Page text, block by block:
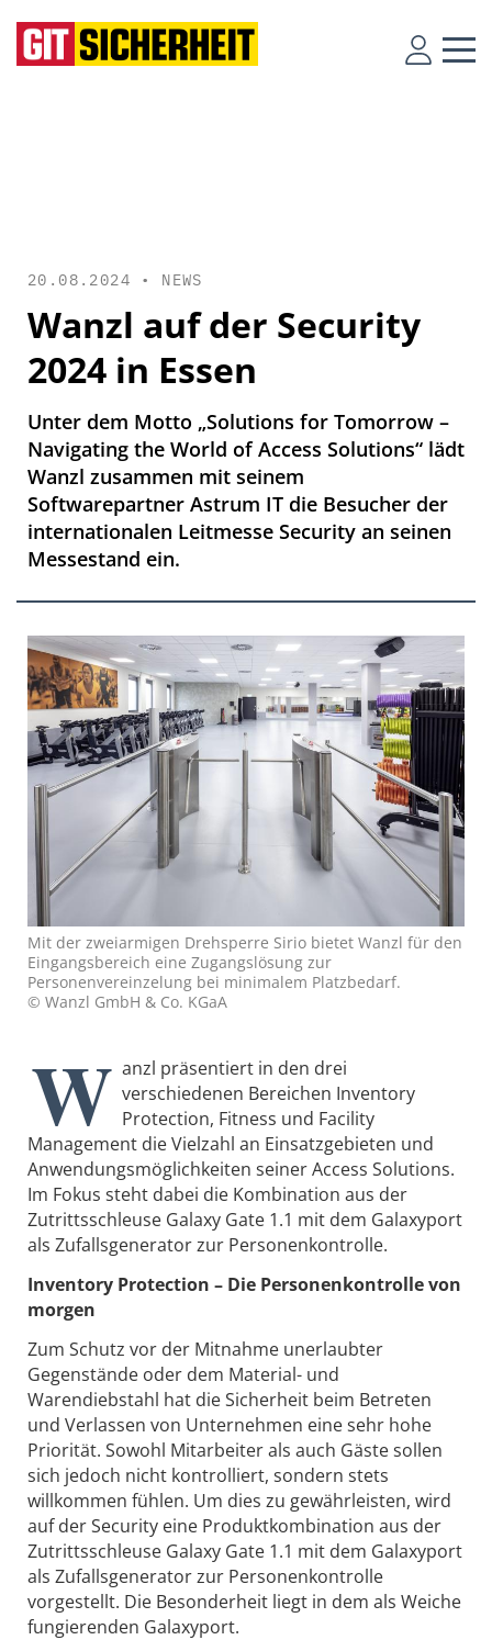
20.08.2024 • NEWS
Wanzl auf der Security
2024 in Essen
Unter dem Motto „Solutions for Tomorrow –
Navigating the World of Access Solutions“ lädt
Wanzl zusammen mit seinem
Softwarepartner Astrum IT die Besucher der
internationalen Leitmesse Security an seinen
Messestand ein.
Mit der zweiarmigen Drehsperre Sirio bietet Wanzl für den
Eingangsbereich eine Zugangslösung zur
Personenvereinzelung bei minimalem Platzbedarf.
© Wanzl GmbH & Co. KGaA
W anzl präsentiert in den drei
verschiedenen Bereichen Inventory
Protection, Fitness und Facility
Management die Vielzahl an Einsatzgebieten und
Anwendungsmöglichkeiten seiner Access Solutions.
Im Fokus steht dabei die Kombination aus der
Zutrittsschleuse Galaxy Gate 1.1 mit dem Galaxyport
als Zufallsgenerator zur Personenkontrolle.
Inventory Protection – Die Personenkontrolle von
morgen
Zum Schutz vor der Mitnahme unerlaubter
Gegenstände oder dem Material- und
Warendiebstahl hat die Sicherheit beim Betreten
und Verlassen von Unternehmen eine sehr hohe
Priorität. Sowohl Mitarbeiter als auch Gäste sollen
sich jedoch nicht kontrolliert, sondern stets
willkommen fühlen. Um dies zu gewährleisten, wird
auf der Security eine Produktkombination aus der
Zutrittsschleuse Galaxy Gate 1.1 mit dem Galaxyport
als Zufallsgenerator zur Personenkontrolle
vorgestellt. Die Besonderheit liegt in dem als Weiche
fungierenden Galaxyport.